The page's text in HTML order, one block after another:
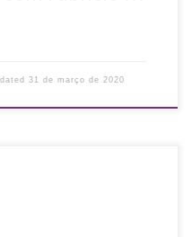
31 de março de 2020